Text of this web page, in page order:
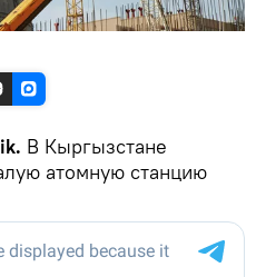
В Кыргызстане
атомную станцию